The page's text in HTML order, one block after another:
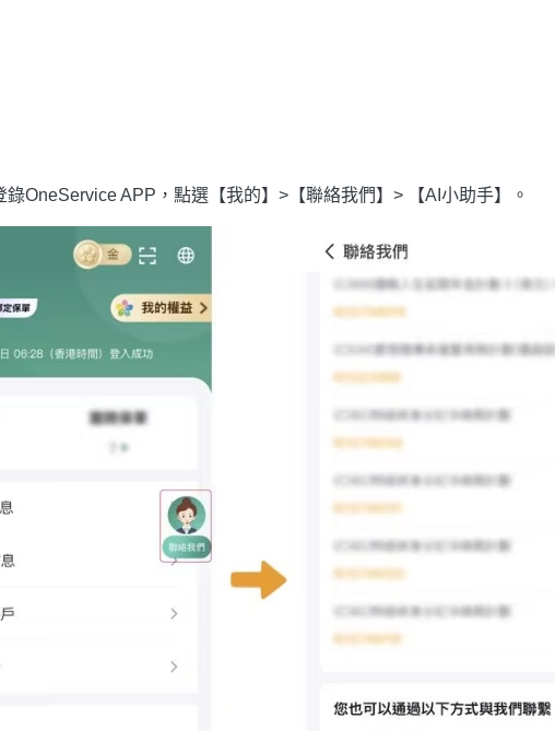
錄OneService APP，點選【我的】>【聯絡我們】> 【AI小助手】。